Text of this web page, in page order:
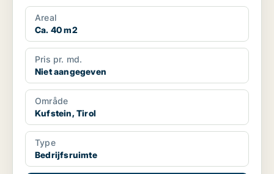
Areal
Ca. 40 m2
Pris pr. md.
Niet aangegeven
Område
Kufstein, Tirol
Type
Bedrijfsruimte